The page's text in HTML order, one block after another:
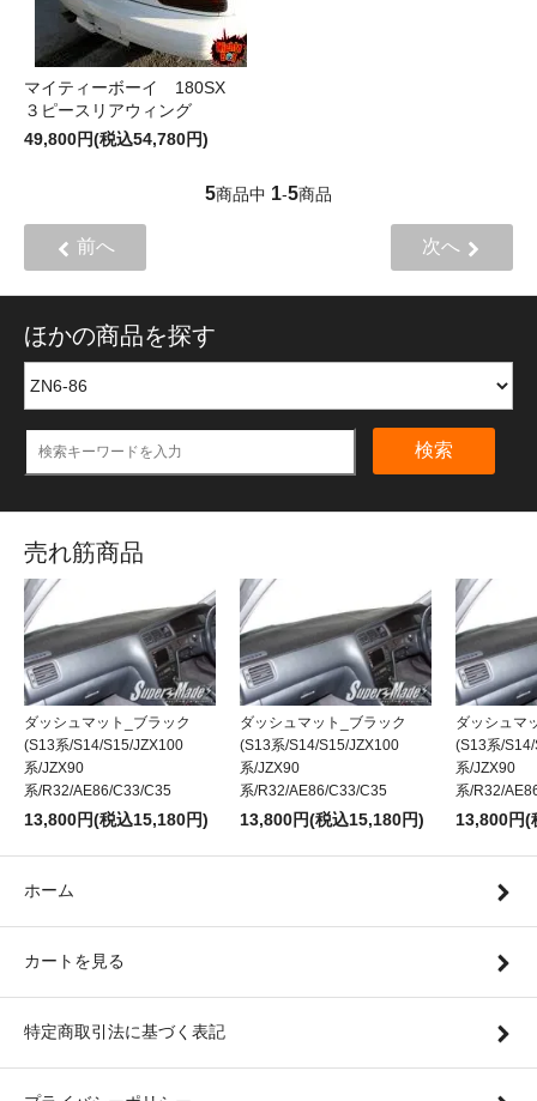
マイティーボーイ 180SX
３ピースリアウィング
49,800円(税込54,780円)
5商品中 1-5商品
前へ 次へ
ほかの商品を探す
検索
売れ筋商品
ダッシュマット_ブラック
(S13系/S14/S15/JZX100
系/JZX90
系/R32/AE86/C33/C35
13,800円(税込15,180円)
ダッシュマット_ブラック
(S13系/S14/S15/JZX100
系/JZX90
系/R32/AE86/C33/C35
13,800円(税込15,180円)
ダッシュマ
(S13系/
系/JZX90
系/R32/
13,800円(
ホーム
カートを見る
特定商取引法に基づく表記